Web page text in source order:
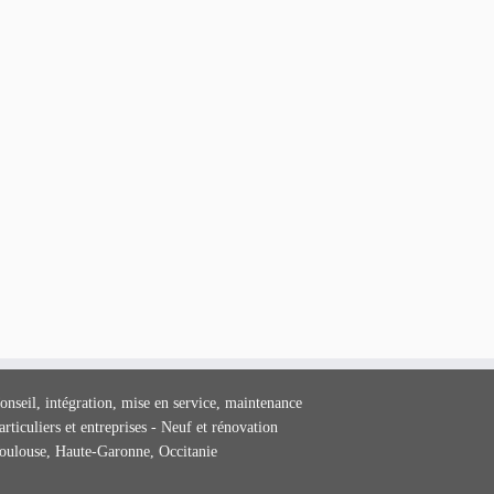
intégration, mise en service, maintenance
et entreprises - Neuf et rénovation
Haute-Garonne, Occitanie